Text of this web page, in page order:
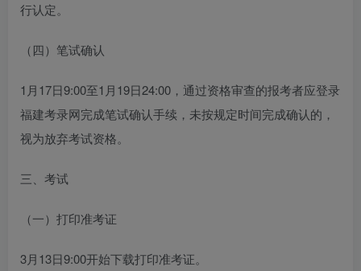
行认定。
（四）笔试确认
1月17日9:00至1月19日24:00，通过资格审查的报考者应登录
福建考录网完成笔试确认手续，未按规定时间完成确认的，
视为放弃考试资格。
三、考试
（一）打印准考证
3月13日9:00开始下载打印准考证。